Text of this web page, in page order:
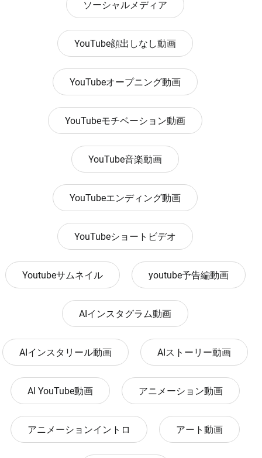
ソーシャルメディア
YouTube顔出しなし動画
YouTubeオープニング動画
YouTubeモチベーション動画
YouTube音楽動画
YouTubeエンディング動画
YouTubeショートビデオ
Youtubeサムネイル youtube予告編動画
AIインスタグラム動画
AIインスタリール動画 AIストーリー動画
AI YouTube動画 アニメーション動画
アニメーションイントロ アート動画